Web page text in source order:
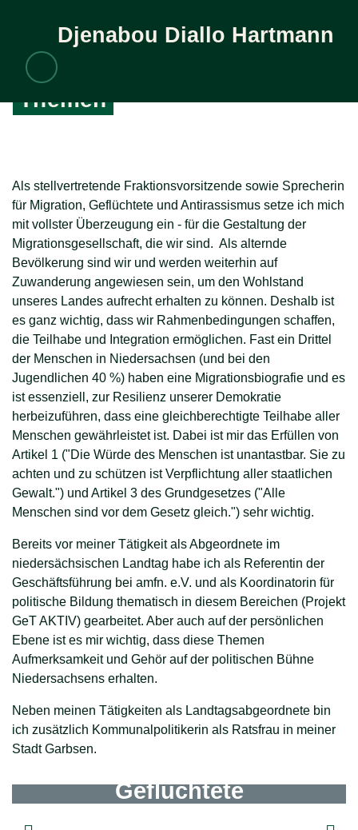
Zum Inhalt
Djenabou Diallo Hartmann
Themen
Als stellvertretende Fraktionsvorsitzende sowie Sprecherin
für Migration, Geflüchtete und Antirassismus setze ich mich
mit vollster Überzeugung ein - für die Gestaltung der
Migrationsgesellschaft, die wir sind. Als alternde
Bevölkerung sind wir und werden weiterhin auf
Zuwanderung angewiesen sein, um den Wohlstand
unseres Landes aufrecht erhalten zu können. Deshalb ist
es ganz wichtig, dass wir Rahmenbedingungen schaffen,
die Teilhabe und Integration ermöglichen. Fast ein Drittel
der Menschen in Niedersachsen (und bei den
Jugendlichen 40 %) haben eine Migrationsbiografie und es
ist essenziell, zur Resilienz unserer Demokratie
herbeizuführen, dass eine gleichberechtigte Teilhabe aller
Menschen gewährleistet ist. Dabei ist mir das Erfüllen von
Artikel 1 ("Die Würde des Menschen ist unantastbar. Sie zu
achten und zu schützen ist Verpflichtung aller staatlichen
Gewalt.") und Artikel 3 des Grundgesetzes ("Alle
Menschen sind vor dem Gesetz gleich.") sehr wichtig.
Bereits vor meiner Tätigkeit als Abgeordnete im
niedersächsischen Landtag habe ich als Referentin der
Geschäftsführung bei amfn. e.V. und als Koordinatorin für
politische Bildung thematisch in diesem Bereichen (Projekt
GeT AKTIV) gearbeitet. Aber auch auf der persönlichen
Ebene ist es mir wichtig, dass diese Themen
Aufmerksamkeit und Gehör auf der politischen Bühne
Niedersachsens erhalten.
Neben meinen Tätigkeiten als Landtagsabgeordnete bin
ich zusätzlich Kommunalpolitikerin als Ratsfrau in meiner
Stadt Garbsen.
Geflüchtete